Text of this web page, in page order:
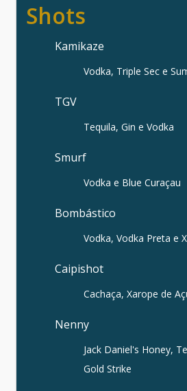
Shots
Kamikaze
Vodka, Triple Sec e
TGV
Tequila, Gin e Vodka
Smurf
Vodka e Blue Curaçau
Bombástico
Vodka, Vodka Preta e
Caipishot
Cachaça, Xarope de
Nenny
Jack Daniel's Honey,
Gold Strike